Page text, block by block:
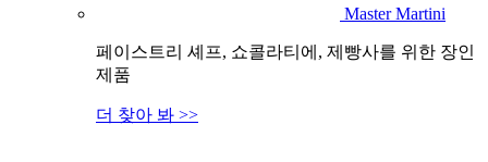
Master Martini
페이스트리 셰프, 쇼콜라티에, 제빵사를 위한 장인
제품
더 찾아 봐 >>